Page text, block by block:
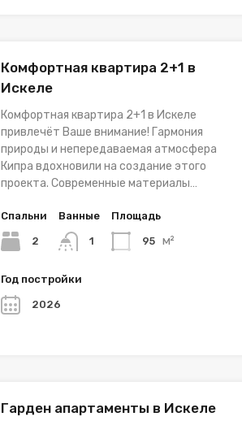
Комфортная квартира 2+1 в
Искеле
Комфортная квартира 2+1 в Искеле
привлечёт Ваше внимание! Гармония
природы и непередаваемая атмосфера
Кипра вдохновили на создание этого
проекта. Современные материалы…
Спальни
2
Ванные
1
Площадь
95 м²
Год постройки
2026
Гарден апартаменты в Искеле